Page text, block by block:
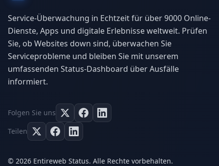
Service-Überwachung in Echtzeit für über 9000 Online-
Dienste, Apps und digitale Erlebnisse weltweit. Prüfen
Sie, ob Websites down sind, überwachen Sie
Serviceprobleme und bleiben Sie mit unserem
umfassenden Status-Dashboard über Ausfälle
informiert.
Folgen Sie uns
Teilen
© 2026 Entireweb Status. Alle Rechte vorbehalten.